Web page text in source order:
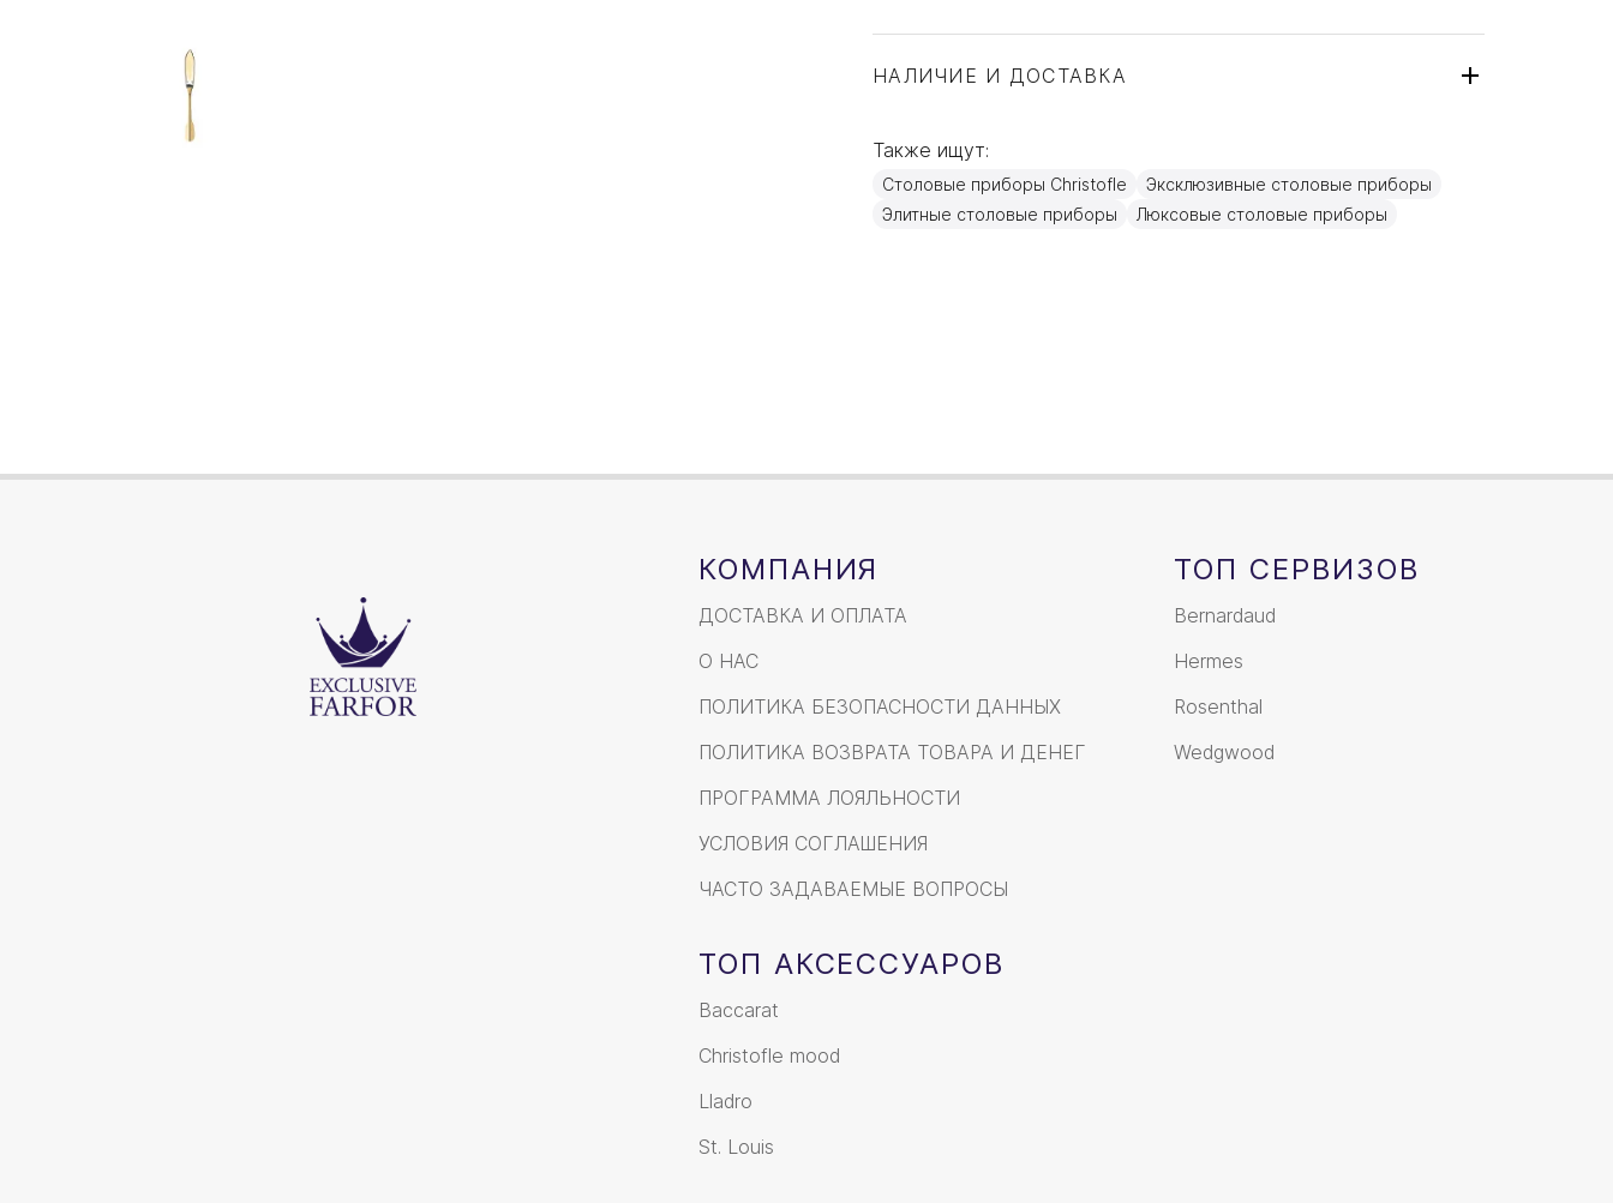
Коллекция
Cluny
Материал
Объем / Размер
20см
НАЛИЧИЕ И ДОСТАВКА
Также ищут:
Столовые приборы Christofle
Эксклюзивные столовые приборы
Элитные столовые приборы
Люксовые столовые приборы
КОМПАНИЯ
ДОСТАВКА И ОПЛАТА
О НАС
ПОЛИТИКА БЕЗОПАСНОСТИ ДАННЫХ
ПОЛИТИКА ВОЗВРАТА ТОВАРА И ДЕНЕГ
ПРОГРАММА ЛОЯЛЬНОСТИ
УСЛОВИЯ СОГЛАШЕНИЯ
ЧАСТО ЗАДАВАЕМЫЕ ВОПРОСЫ
ТОП СЕРВИЗОВ
Bernardaud
Hermes
Rosenthal
Wedgwood
ТОП АКСЕССУАРОВ
Baccarat
Christofle mood
Lladro
St. Louis